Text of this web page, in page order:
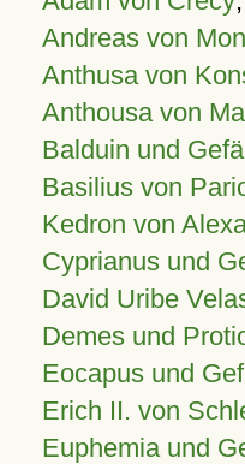
Andreas von
Anthusa von
Anthousa von
Balduin und
Basilius von
Kedron von
Cyprianus und
David Uribe
Demes und
Eocapus und
Erich II. von
Euphemia und